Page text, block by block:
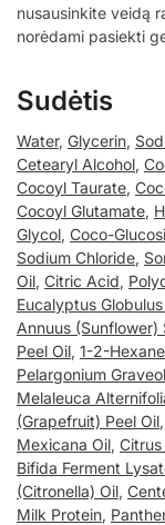
nusausinkite veidą
norėdami pasiekti
Sudėtis
Water, Glycerin,
Cetearyl Alcohol,
Cocoyl Taurate,
Cocoyl Glutamate,
Glycol, Coco-
Sodium Chloride,
Oil, Citric Acid,
Eucalyptus
Annuus (Sunflower)
Peel Oil, 1-2-
Pelargonium
Melaleuca
(Grapefruit) Peel Oil,
Mexicana Oil,
Bifida Ferment
(Citronella) Oil,
Milk Protein,